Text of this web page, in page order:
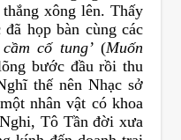
xông lên. Thấy
họp bàn cùng các
cố tung’(Muốn
bước đầu rồi thu
thế nên Nhạc sở
nhân vật có khoa
Tô Tần đời xưa